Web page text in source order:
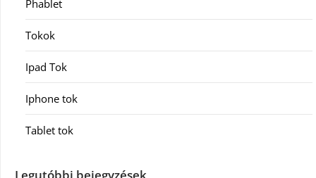
Phablet
Tokok
Ipad Tok
Iphone tok
Tablet tok